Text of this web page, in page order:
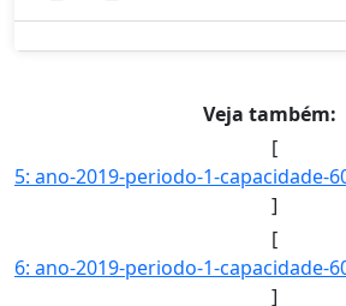
Veja também:
[
]
[
]